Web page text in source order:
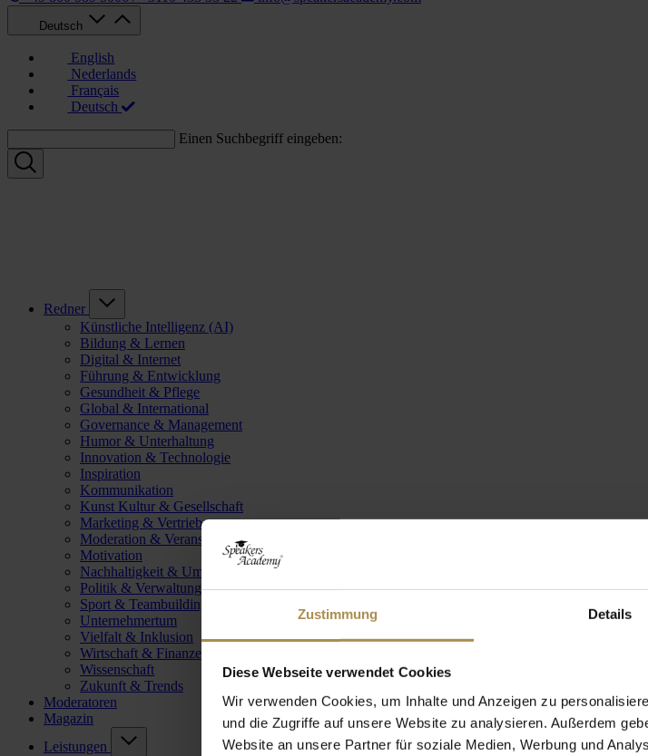
Zustimmung Details
Diese Webseite verwendet Cookies
Wir verwenden Cookies, um Inhalte und Anzeigen zu
und die Zugriffe auf unsere Website zu analysieren. Außerdem
Website an unsere Partner für soziale Medien, Werbung und
Deutsch
English
Nederlands
Français
Deutsch
Einen Suchbegriff eingeben:
Redner
Künstliche Intelligenz (AI)
Bildung & Lernen
Digital & Internet
Führung & Entwicklung
Gesundheit & Pflege
Global & International
Governance & Management
Humor & Unterhaltung
Innovation & Technologie
Inspiration
Kommunikation
Kunst Kultur & Gesellschaft
Marketing & Vertrieb
Moderation & Veranstaltungsleitung
Motivation
Nachhaltigkeit & Umwelt
Politik & Verwaltung
Sport & Teambuilding
Unternehmertum
Vielfalt & Inklusion
Wirtschaft & Finanzen
Wissenschaft
Zukunft & Trends
Moderatoren
Magazin
Leistungen